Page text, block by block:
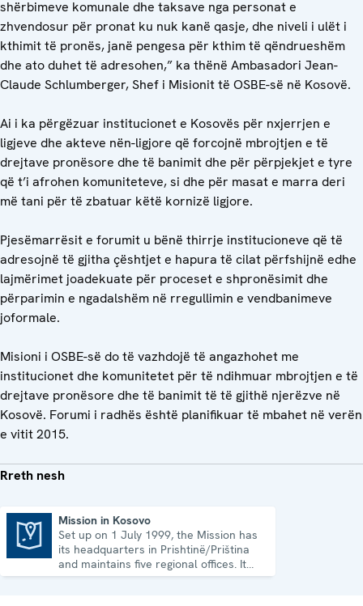
shërbimeve komunale dhe taksave nga personat e
zhvendosur për pronat ku nuk kanë qasje, dhe niveli i ulët i
kthimit të pronës, janë pengesa për kthim të qëndrueshëm
dhe ato duhet të adresohen,” ka thënë Ambasadori Jean-
Claude Schlumberger, Shef i Misionit të OSBE-së në Kosovë.
Ai i ka përgëzuar institucionet e Kosovës për nxjerrjen e
ligjeve dhe akteve nën-ligjore që forcojnë mbrojtjen e të
drejtave pronësore dhe të banimit dhe për përpjekjet e tyre
që t’i afrohen komuniteteve, si dhe për masat e marra deri
më tani për të zbatuar këtë kornizë ligjore.
Pjesëmarrësit e forumit u bënë thirrje institucioneve që të
adresojnë të gjitha çështjet e hapura të cilat përfshijnë edhe
lajmërimet joadekuate për proceset e shpronësimit dhe
përparimin e ngadalshëm në rregullimin e vendbanimeve
joformale.
Misioni i OSBE-së do të vazhdojë të angazhohet me
institucionet dhe komunitetet për të ndihmuar mbrojtjen e të
drejtave pronësore dhe të banimit të të gjithë njerëzve në
Kosovë. Forumi i radhës është planifikuar të mbahet në verën
e vitit 2015.
Rreth nesh
Mission in Kosovo
Set up on 1 July 1999, the Mission has
its headquarters in Prishtinë/Priština
and maintains five regional offices. It
runs a wide array of activities.